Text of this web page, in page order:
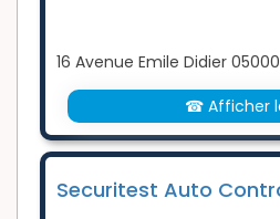
16 Avenue Emile Didier
☎ Afficher
Securitest Auto